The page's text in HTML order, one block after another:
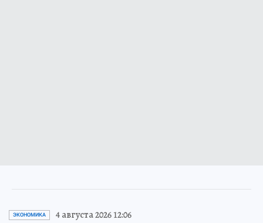
ЭКОНОМИКА 4 августа 2026 12:06